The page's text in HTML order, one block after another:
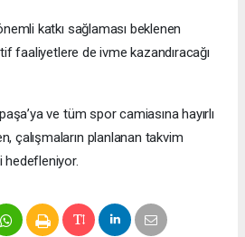
katkı sağlaması beklenen
faaliyetlere de ivme kazandıracağı
ve tüm spor camiasına hayırlı
çalışmaların planlanan takvim